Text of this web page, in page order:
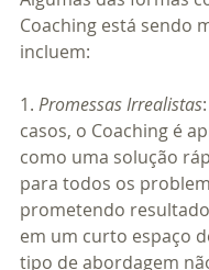
Coaching está sendo
incluem:
1. Promessas Irrealistas
casos, o Coaching é
como uma solução
para todos os
prometendo
em um curto espaço
tipo de abordagem